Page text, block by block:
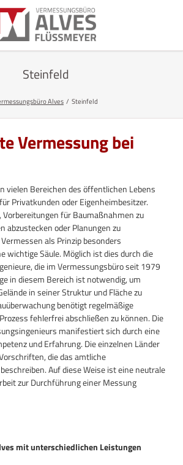
Steinfeld
Alves Steinfeld
Vermessung bei
vielen Bereichen des öffentlichen Lebens
Privatkunden oder Eigenheimbesitzer.
für Baumaßnahmen zu
abzustecken oder Planungen zu
als Prinzip besonders
wichtige Säule. Möglich ist dies durch die
die im Vermessungsbüro seit 1979
in diesem Bereich ist notwendig, um
in seiner Struktur und Fläche zu
benötigt regelmäßige
fehlerfrei abschließen zu können. Die
manifestiert sich durch eine
und Erfahrung. Die einzelnen Länder
die das amtliche
Auf diese Weise ist eine neutrale
zur Durchführung einer Messung
mit unterschiedlichen Leistungen